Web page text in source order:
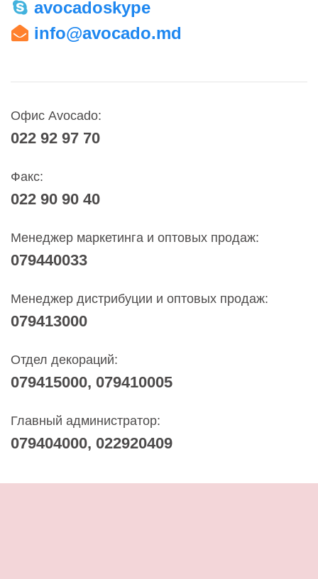
avocadoskype
info@avocado.md
Офис Avocado:
022 92 97 70
Факс:
022 90 90 40
Менеджер маркетинга и оптовых продаж:
079440033
Менеджер дистрибуции и оптовых продаж:
079413000
Отдел декораций:
079415000, 079410005
Главный администратор:
079404000, 022920409